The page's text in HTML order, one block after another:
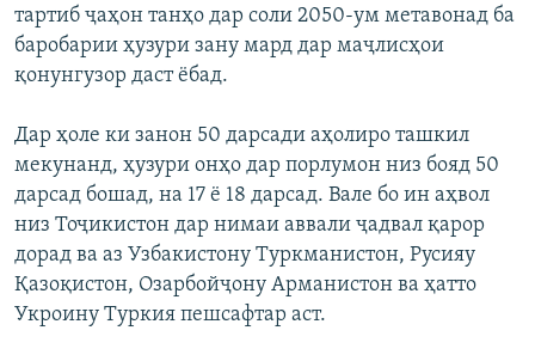
тартиб ҷаҳон танҳо дар соли 2050-ум метавонад ба
баробарии ҳузури зану мард дар маҷлисҳои
қонунгузор даст ёбад.
Дар ҳоле ки занон 50 дарсади аҳолиро ташкил
мекунанд, ҳузури онҳо дар порлумон низ бояд 50
дарсад бошад, на 17 ё 18 дарсад. Вале бо ин аҳвол
низ Тоҷикистон дар нимаи аввали ҷадвал қарор
дорад ва аз Узбакистону Туркманистон, Русияу
Қазоқистон, Озарбойҷону Арманистон ва ҳатто
Укроину Туркия пешсафтар аст.